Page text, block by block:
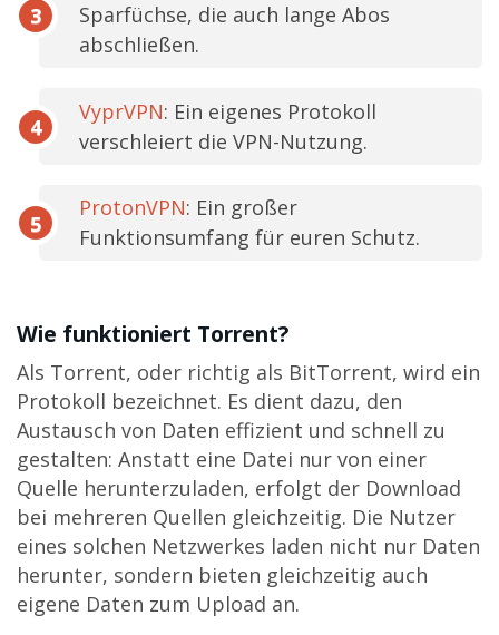
Sparfüchse, die auch lange Abos
abschließen.
VyprVPN: Ein eigenes Protokoll
verschleiert die VPN-Nutzung.
ProtonVPN: Ein großer
Funktionsumfang für euren Schutz.
Wie funktioniert Torrent?
Als Torrent, oder richtig als BitTorrent, wird ein
Protokoll bezeichnet. Es dient dazu, den
Austausch von Daten effizient und schnell zu
gestalten: Anstatt eine Datei nur von einer
Quelle herunterzuladen, erfolgt der Download
bei mehreren Quellen gleichzeitig. Die Nutzer
eines solchen Netzwerkes laden nicht nur Daten
herunter, sondern bieten gleichzeitig auch
eigene Daten zum Upload an.